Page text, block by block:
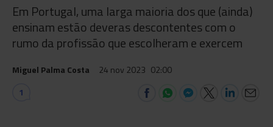
Em Portugal, uma larga maioria dos que (ainda)
ensinam estão deveras descontentes com o
rumo da profissão que escolheram e exercem
Miguel Palma Costa 24 nov 2023 02:00
1